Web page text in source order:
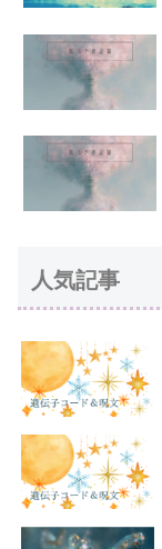
人気記事